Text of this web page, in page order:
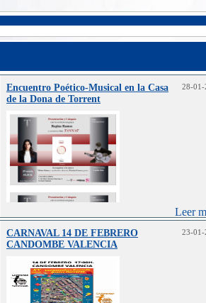
Encuentro Poético‑Musical en la Casa
de la Dona de Torrent
28-01-
Leer
CARNAVAL 14 DE FEBRERO
CANDOMBE VALENCIA
23-01-